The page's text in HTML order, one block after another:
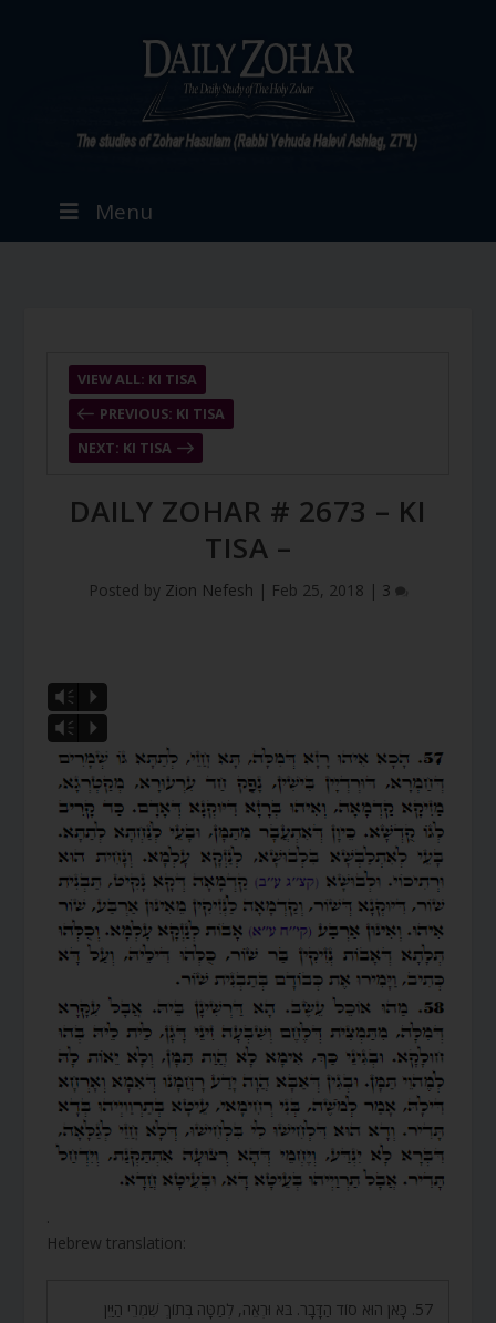
Menu
PREVIOUS: KI TISA
VIEW ALL: KI TISA
NEXT: KI TISA
DAILY ZOHAR # 2673 – KI
TISA –
Posted by Zion Nefesh | Feb 25, 2018 | 3
Vm
P
Vm
P
.
Hebrew translation:
57. כָּאן הוּא סוֹד הַדָּבָר. בֹּא וּרְאֵה, לְמַטָּה בְּתוֹךְ שִׁמְרֵי הַיַּיִן